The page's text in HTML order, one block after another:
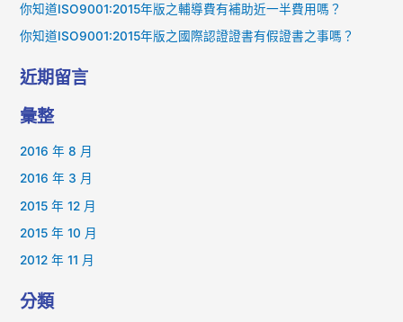
你知道ISO9001:2015年版之輔導費有補助近一半費用嗎？
你知道ISO9001:2015年版之國際認證證書有假證書之事嗎？
近期留言
彙整
2016 年 8 月
2016 年 3 月
2015 年 12 月
2015 年 10 月
2012 年 11 月
分類